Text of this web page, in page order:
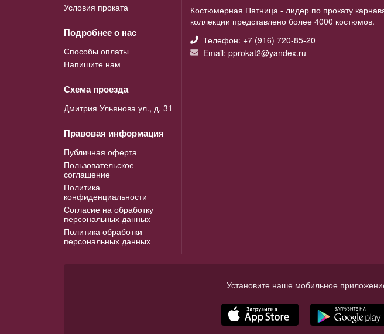
Условия проката
Подробнее о нас
Способы оплаты
Напишите нам
Схема проезда
Дмитрия Ульянова ул., д. 31
Правовая информация
Публичная оферта
Пользовательское
соглашение
Политика
конфиденциальности
Согласие на обработку
персональных данных
Политика обработки
персональных данных
Костюмерная Пятница - лидер по прокату
коллекции представлено более 4000 костюмов.
Телефон: +7 (916) 720-85-20
Email: pprokat2@yandex.ru
Установите наше мобильное